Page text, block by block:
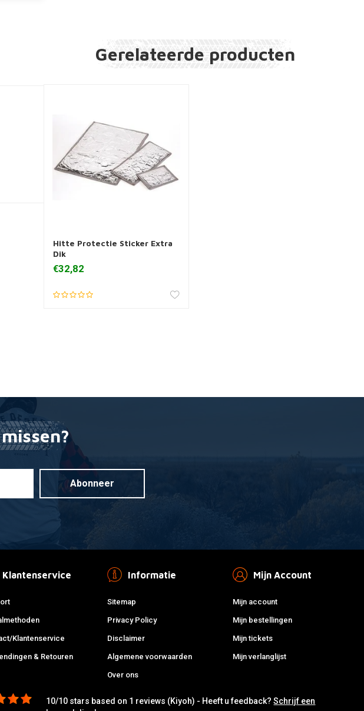
Gerelateerde producten
Toevoegen aan winkelwagen
Hitte Protectie Sticker Extra
Dik
€32,82
Abonneer
Klantenservice
Klantenservice
& Retouren
Informatie
Sitemap
Privacy Policy
Disclaimer
Algemene voorwaarden
Over ons
Mijn Account
Mijn account
Mijn bestellingen
Mijn tickets
Mijn verlanglijst
10/10 stars based on 1 reviews (Kiyoh) - Heeft u feedback?Schrijf een